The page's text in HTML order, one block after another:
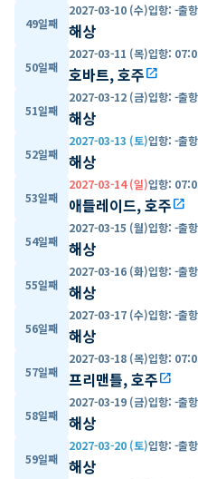
49일째
2027-03-10 (수)입항: -출항
해상
50일째
2027-03-11 (목)입항:
호바트, 호주open_in_new
51일째
2027-03-12 (금)입항: -출항
해상
52일째
2027-03-13 (토)입항: -출항
해상
53일째
2027-03-14 (일)입항:
애들레이드, 호주open_in_new
54일째
2027-03-15 (월)입항: -출항
해상
55일째
2027-03-16 (화)입항: -출항
해상
56일째
2027-03-17 (수)입항: -출항
해상
57일째
2027-03-18 (목)입항:
프리맨틀, 호주open_in_new
58일째
2027-03-19 (금)입항: -출항
해상
59일째
2027-03-20 (토)입항: -출항
해상